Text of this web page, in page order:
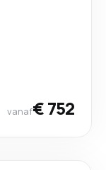
vanaf€ 752